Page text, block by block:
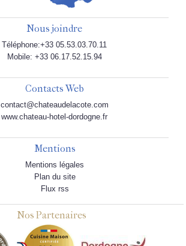
Nous joindre
Téléphone:+33 05.53.03.70.11
Mobile: +33 06.17.52.15.94
Contacts Web
contact@chateaudelacote.com
www.chateau-hotel-dordogne.fr
Mentions
Mentions légales
Plan du site
Flux rss
Nos Partenaires